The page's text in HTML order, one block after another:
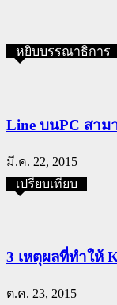
หยิบบรรณาธิการ
Line บนPC สาม
มี.ค. 22, 2015
เปรียบเทียบ
3 เหตุผลที่ทำให้
ต.ค. 23, 2015